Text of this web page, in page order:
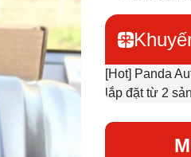
[Hot] Panda
lắp đặt từ 2